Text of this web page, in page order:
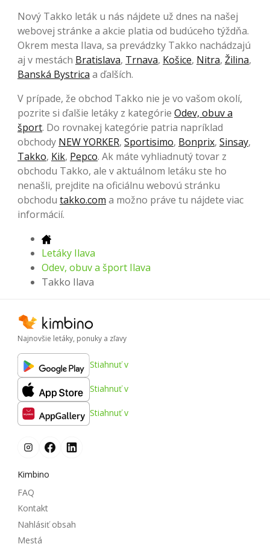
Nový Takko leták u nás nájdete už dnes na našej
webovej stránke a akcie platia od budúceho týždňa.
Okrem mesta Ilava, sa prevádzky Takko nachádzajú
aj v mestách Bratislava, Trnava, Košice, Nitra, Žilina,
Banská Bystrica a ďalších.
V prípade, že obchod Takko nie je vo vašom okolí,
pozrite si ďalšie letáky z kategórie Odev, obuv a
šport. Do rovnakej kategórie patria napríklad
obchody NEW YORKER, Sportisimo, Bonprix, Sinsay,
Takko, Kik, Pepco. Ak máte vyhliadnutý tovar z
obchodu Takko, ale v aktuálnom letáku ste ho
nenašli, prejdite na oficiálnu webovú stránku
obchodu takko.com a možno práve tu nájdete viac
informácií.
Letáky Ilava
Odev, obuv a šport Ilava
Takko Ilava
Najnovšie letáky, ponuky a zľavy
Stiahnuť v
Stiahnuť v
Stiahnuť v
Kimbino
FAQ
Kontakt
Nahlásiť obsah
Mestá